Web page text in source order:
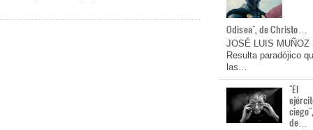
Odisea", de Christo…
JOSÉ LUIS MUÑOZ
Resulta paradójico
las…
"El
de…